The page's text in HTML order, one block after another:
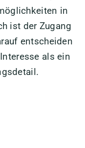
in
ist der Zugang
entscheiden
als ein